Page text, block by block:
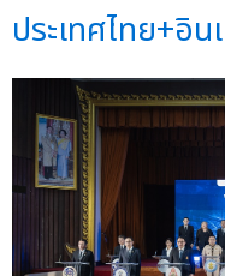
ประเทศไทย+อิ